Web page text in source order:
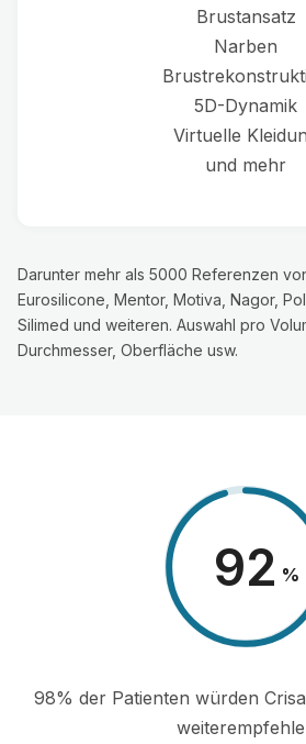
Brustansatz
Narben
5D-Dynamik
Virtuelle
und mehr
Darunter mehr als 5000 Referenzen
Eurosilicone, Mentor, Motiva, Nagor,
Silimed und weiteren. Auswahl pro
Durchmesser, Oberfläche usw.
98 %
98% der Patienten würden